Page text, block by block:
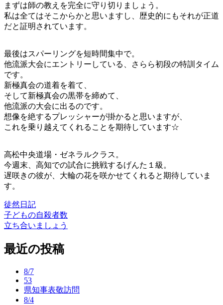
まずは師の教えを完全に守り切りましょう。
私は全てはそこからかと思いますし、歴史的にもそれが正道
だと証明されています。
最後はスパーリングを短時間集中で。
他流派大会にエントリーしている、さらら初段の特訓タイム
です。
新極真会の道着を着て、
そして新極真会の黒帯を締めて、
他流派の大会に出るのです。
想像を絶するプレッシャーが掛かると思いますが、
これを乗り越えてくれることを期待しています☆
高松中央道場・ゼネラルクラス。
今週末、高知での試合に挑戦するげんた１級。
遅咲きの彼が、大輪の花を咲かせてくれると期待していま
す。
徒然日記
投
稿
ナ
子どもの自殺者数
立ち合いましょう
最近の投稿
8/7
53
県知事表敬訪問
8/4